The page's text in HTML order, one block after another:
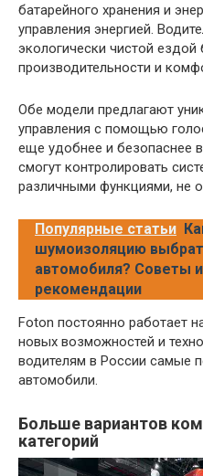
батарейного хранения и
управления энергией.
экологически чистой
производительности и
Обе модели предлагают
управления с помощью
еще удобнее и безопаснее
смогут контролировать
различными функциями, не
Популярные статьи
шумоизоляцию
автомобиля? Советы и
рекомендации
Foton постоянно работает
новых возможностей и
водителям в России самые
автомобили.
Больше вариантов
категорий